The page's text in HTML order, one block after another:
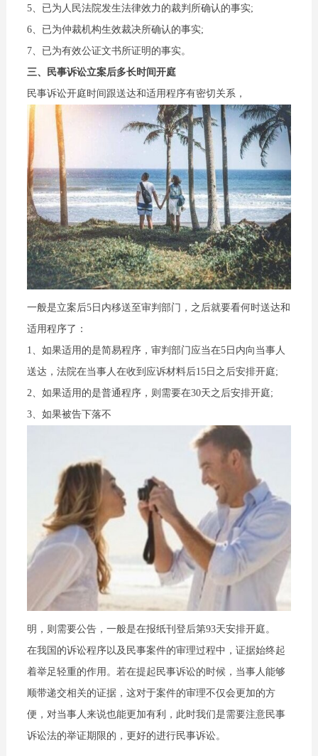
5、已为人民法院发生法律效力的裁判所确认的事实;
6、已为仲裁机构生效裁决所确认的事实;
7、已为有效公证文书所证明的事实。
三、民事诉讼立案后多长时间开庭
民事诉讼开庭时间跟送达和适用程序有密切关系，
一般是立案后5日内移送至审判部门，之后就要看何时送达和
适用程序了：
1、如果适用的是简易程序，审判部门应当在5日内向当事人
送达，法院在当事人在收到应诉材料后15日之后安排开庭;
2、如果适用的是普通程序，则需要在30天之后安排开庭;
3、如果被告下落不
明，则需要公告，一般是在报纸刊登后第93天安排开庭。
在我国的诉讼程序以及民事案件的审理过程中，证据始终起
着举足轻重的作用。若在提起民事诉讼的时候，当事人能够
顺带递交相关的证据，这对于案件的审理不仅会更加的方
便，对当事人来说也能更加有利，此时我们是需要注意民事
诉讼法的举证期限的，更好的进行民事诉讼。